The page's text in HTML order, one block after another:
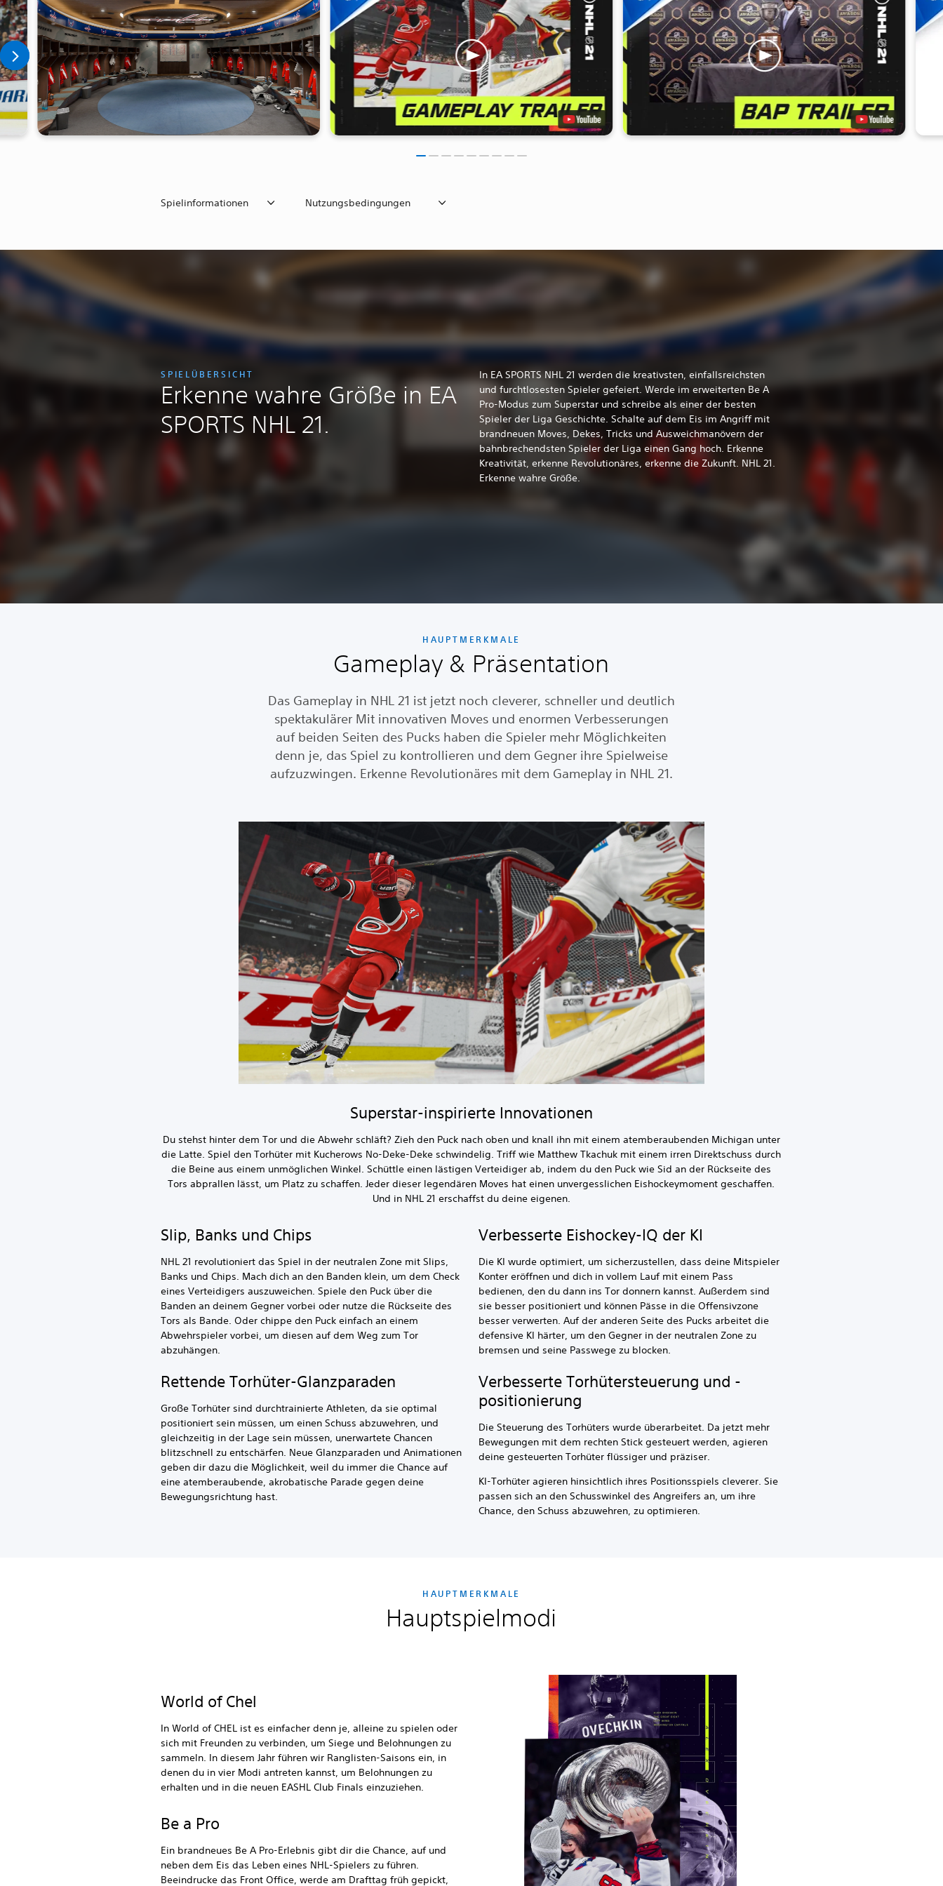
Spielinformationen Nutzungsbedingungen
SPIELÜBERSICHT
Erkenne wahre Größe in EA
SPORTS NHL 21.
In EA SPORTS NHL 21 werden die kreativsten, einfallsreichsten
und furchtlosesten Spieler gefeiert. Werde im erweiterten Be A
Pro-Modus zum Superstar und schreibe als einer der besten
Spieler der Liga Geschichte. Schalte auf dem Eis im Angriff mit
brandneuen Moves, Dekes, Tricks und Ausweichmanövern der
bahnbrechendsten Spieler der Liga einen Gang hoch. Erkenne
Kreativität, erkenne Revolutionäres, erkenne die Zukunft. NHL 21.
Erkenne wahre Größe.
HAUPTMERKMALE
Gameplay & Präsentation
Das Gameplay in NHL 21 ist jetzt noch cleverer, schneller und deutlich
spektakulärer Mit innovativen Moves und enormen Verbesserungen
auf beiden Seiten des Pucks haben die Spieler mehr Möglichkeiten
denn je, das Spiel zu kontrollieren und dem Gegner ihre Spielweise
aufzuzwingen. Erkenne Revolutionäres mit dem Gameplay in NHL 21.
Superstar-inspirierte Innovationen
Du stehst hinter dem Tor und die Abwehr schläft? Zieh den Puck nach oben und knall ihn mit einem atemberaubenden Michigan unter
die Latte. Spiel den Torhüter mit Kucherows No-Deke-Deke schwindelig. Triff wie Matthew Tkachuk mit einem irren Direktschuss durch
die Beine aus einem unmöglichen Winkel. Schüttle einen lästigen Verteidiger ab, indem du den Puck wie Sid an der Rückseite des
Tors abprallen lässt, um Platz zu schaffen. Jeder dieser legendären Moves hat einen unvergesslichen Eishockeymoment geschaffen.
Und in NHL 21 erschaffst du deine eigenen.
Slip, Banks und Chips
NHL 21 revolutioniert das Spiel in der neutralen Zone mit Slips,
Banks und Chips. Mach dich an den Banden klein, um dem Check
eines Verteidigers auszuweichen. Spiele den Puck über die
Banden an deinem Gegner vorbei oder nutze die Rückseite des
Tors als Bande. Oder chippe den Puck einfach an einem
Abwehrspieler vorbei, um diesen auf dem Weg zum Tor
abzuhängen.
Verbesserte Eishockey-IQ der KI
Die KI wurde optimiert, um sicherzustellen, dass deine Mitspieler
Konter eröffnen und dich in vollem Lauf mit einem Pass
bedienen, den du dann ins Tor donnern kannst. Außerdem sind
sie besser positioniert und können Pässe in die Offensivzone
besser verwerten. Auf der anderen Seite des Pucks arbeitet die
defensive KI härter, um den Gegner in der neutralen Zone zu
bremsen und seine Passwege zu blocken.
Rettende Torhüter-Glanzparaden
Große Torhüter sind durchtrainierte Athleten, da sie optimal
positioniert sein müssen, um einen Schuss abzuwehren, und
gleichzeitig in der Lage sein müssen, unerwartete Chancen
blitzschnell zu entschärfen. Neue Glanzparaden und Animationen
geben dir dazu die Möglichkeit, weil du immer die Chance auf
eine atemberaubende, akrobatische Parade gegen deine
Bewegungsrichtung hast.
Verbesserte Torhütersteuerung und -
positionierung
Die Steuerung des Torhüters wurde überarbeitet. Da jetzt mehr
Bewegungen mit dem rechten Stick gesteuert werden, agieren
deine gesteuerten Torhüter flüssiger und präziser.
KI-Torhüter agieren hinsichtlich ihres Positionsspiels cleverer. Sie
passen sich an den Schusswinkel des Angreifers an, um ihre
Chance, den Schuss abzuwehren, zu optimieren.
HAUPTMERKMALE
Hauptspielmodi
World of Chel
In World of CHEL ist es einfacher denn je, alleine zu spielen oder
sich mit Freunden zu verbinden, um Siege und Belohnungen zu
sammeln. In diesem Jahr führen wir Ranglisten-Saisons ein, in
denen du in vier Modi antreten kannst, um Belohnungen zu
erhalten und in die neuen EASHL Club Finals einzuziehen.
Be a Pro
Ein brandneues Be A Pro-Erlebnis gibt dir die Chance, auf und
neben dem Eis das Leben eines NHL-Spielers zu führen.
Beeindrucke das Front Office, werde am Drafttag früh gepickt,